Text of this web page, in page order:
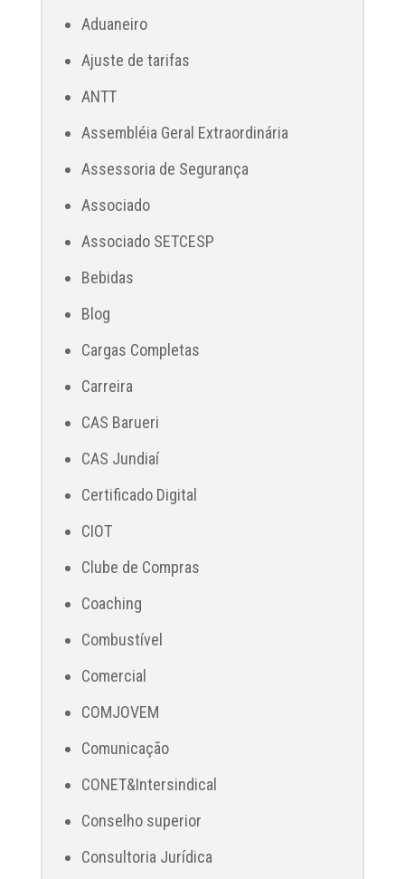
Aduaneiro
Ajuste de tarifas
ANTT
Assembléia Geral Extraordinária
Assessoria de Segurança
Associado
Associado SETCESP
Bebidas
Blog
Cargas Completas
Carreira
CAS Barueri
CAS Jundiaí
Certificado Digital
CIOT
Clube de Compras
Coaching
Combustível
Comercial
COMJOVEM
Comunicação
CONET&Intersindical
Conselho superior
Consultoria Jurídica